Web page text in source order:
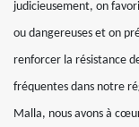
judicieusement, on
ou dangereuses et on
renforcer la résistance
fréquentes dans notre
Malla, nous avons à